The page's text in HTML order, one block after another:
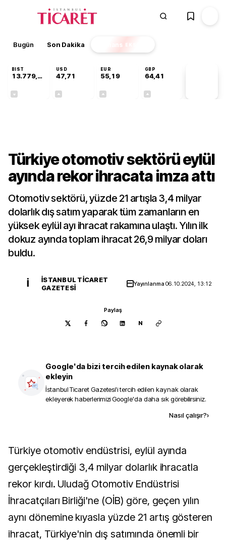
Bugün Son Dakika Finans EKSTRA
BIST
13.779,39
USD
47,71
EUR
55,19
GBP
64,41
Türkiye otomotiv sektörü eylül
ayında rekor ihracata imza attı
Otomotiv sektörü, yüzde 21 artışla 3,4 milyar
dolarlık dış satım yaparak tüm zamanların en
yüksek eylül ayı ihracat rakamına ulaştı. Yılın ilk
dokuz ayında toplam ihracat 26,9 milyar doları
buldu.
İ
İSTANBUL TICARET
GAZETESI
Yayınlanma06.10.2024, 13:12
Paylaş
N
Google'da bizi tercih edilen kaynak olarak
ekleyin
İstanbul Ticaret Gazetesi'i tercih edilen kaynak olarak
ekleyerek haberlerimizi Google'da daha sık görebilirsiniz.
Nasıl çalışır?›
Türkiye otomotiv endüstrisi, eylül ayında
gerçekleştirdiği 3,4 milyar dolarlık ihracatla
rekor kırdı. Uludağ Otomotiv Endüstrisi
İhracatçıları Birliği'ne (OİB) göre, geçen yılın
aynı dönemine kıyasla yüzde 21 artış gösteren
ihracat, Türkiye'nin dış satımında önemli bir